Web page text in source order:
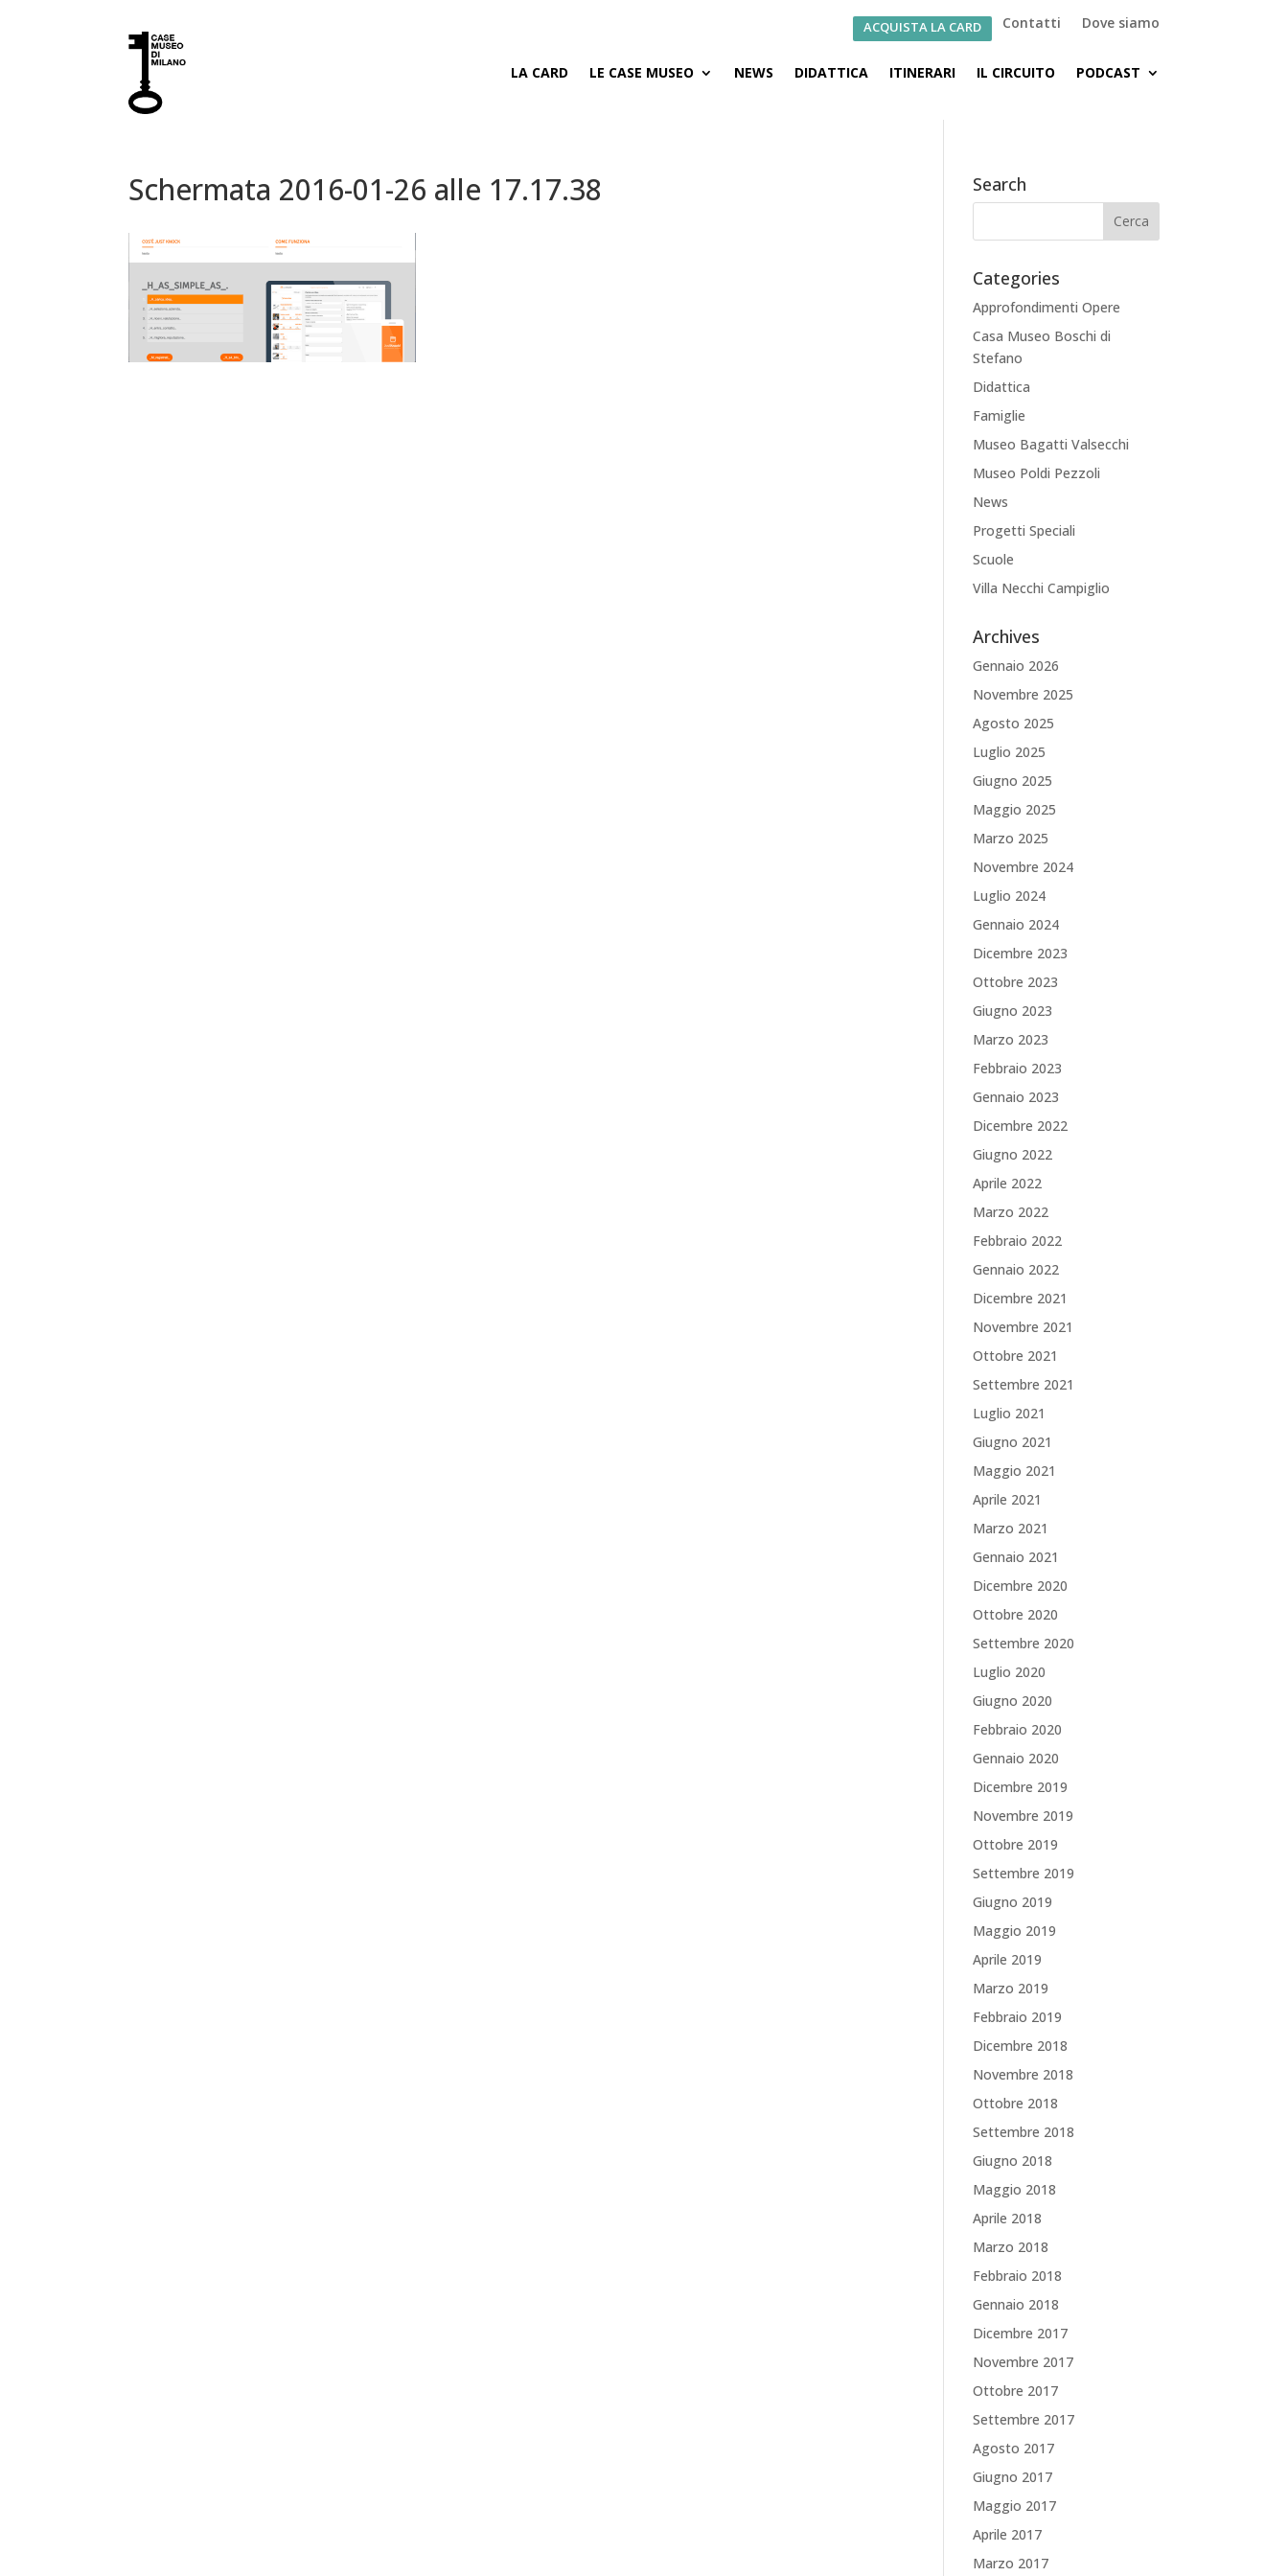
ACQUISTA LA CARD Contatti Dove siamo
LA CARD LE CASE MUSEO NEWS DIDATTICA ITINERARI IL CIRCUITO PODCAST
Schermata 2016-01-26 alle 17.17.38 Search
Categories
Approfondimenti Opere
Casa Museo Boschi di
Stefano
Didattica
Famiglie
Museo Bagatti Valsecchi
Museo Poldi Pezzoli
News
Progetti Speciali
Scuole
Villa Necchi Campiglio
Archives
Gennaio 2026
Novembre 2025
Agosto 2025
Luglio 2025
Giugno 2025
Maggio 2025
Marzo 2025
Novembre 2024
Luglio 2024
Gennaio 2024
Dicembre 2023
Ottobre 2023
Giugno 2023
Marzo 2023
Febbraio 2023
Gennaio 2023
Dicembre 2022
Giugno 2022
Aprile 2022
Marzo 2022
Febbraio 2022
Gennaio 2022
Dicembre 2021
Novembre 2021
Ottobre 2021
Settembre 2021
Luglio 2021
Giugno 2021
Maggio 2021
Aprile 2021
Marzo 2021
Gennaio 2021
Dicembre 2020
Ottobre 2020
Settembre 2020
Luglio 2020
Giugno 2020
Febbraio 2020
Gennaio 2020
Dicembre 2019
Novembre 2019
Ottobre 2019
Settembre 2019
Giugno 2019
Maggio 2019
Aprile 2019
Marzo 2019
Febbraio 2019
Dicembre 2018
Novembre 2018
Ottobre 2018
Settembre 2018
Giugno 2018
Maggio 2018
Aprile 2018
Marzo 2018
Febbraio 2018
Gennaio 2018
Dicembre 2017
Novembre 2017
Ottobre 2017
Settembre 2017
Agosto 2017
Giugno 2017
Maggio 2017
Aprile 2017
Marzo 2017